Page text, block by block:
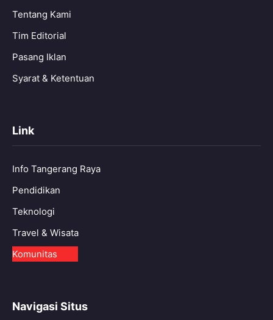
Tentang Kami
Tim Editorial
Pasang Iklan
Syarat & Ketentuan
Link
Info Tangerang Raya
Pendidikan
Teknologi
Travel & Wisata
Komunitas
Navigasi Situs